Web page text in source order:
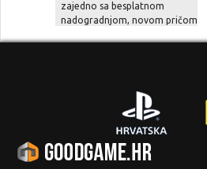
zajedno sa besplatnom
nadogradnjom, novom pričom